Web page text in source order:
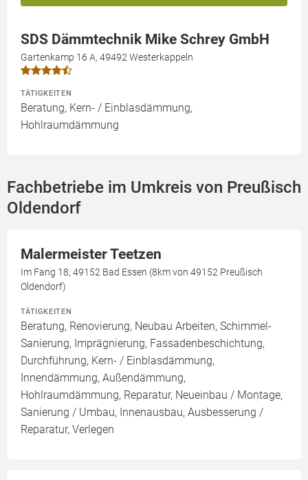
SDS Dämmtechnik Mike Schrey GmbH
Gartenkamp 16 A, 49492 Westerkappeln
TÄTIGKEITEN
Beratung, Kern- / Einblasdämmung,
Hohlraumdämmung
Fachbetriebe im Umkreis von Preußisch
Oldendorf
Malermeister Teetzen
Im Fang 18, 49152 Bad Essen (8km von 49152 Preußisch
Oldendorf)
TÄTIGKEITEN
Beratung, Renovierung, Neubau Arbeiten, Schimmel-
Sanierung, Imprägnierung, Fassadenbeschichtung,
Durchführung, Kern- / Einblasdämmung,
Innendämmung, Außendämmung,
Hohlraumdämmung, Reparatur, Neueinbau / Montage,
Sanierung / Umbau, Innenausbau, Ausbesserung /
Reparatur, Verlegen